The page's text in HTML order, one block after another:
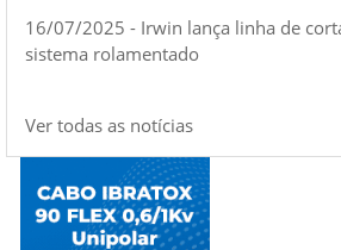
16/07/2025 - Irwin lança linha de
sistema rolamentado
Ver todas as notícias